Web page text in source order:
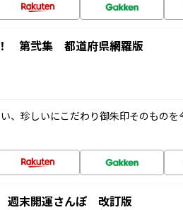
第弐集 都道府県網羅版
、珍しいにこだわり御朱印そのもの
週末開運さんぽ 改訂版